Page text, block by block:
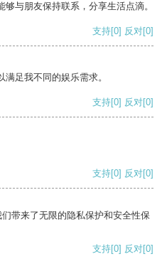
与朋友保持联系，分享生活点滴。
支持[0] 反对[0]
足我不同的娱乐需求。
支持[0] 反对[0]
支持[0] 反对[0]
带来了无限的隐私保护和安全性保
支持[0] 反对[0]